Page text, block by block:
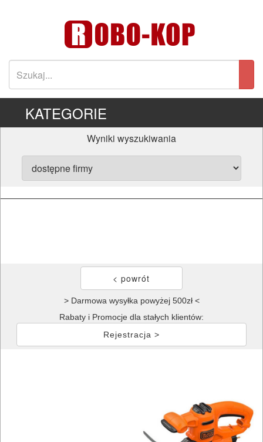
KATEGORIE
Wyniki wyszukiwania
> Darmowa wysyłka powyżej 500zł <
Rabaty i Promocje dla stałych klientów:
Rejestracja >